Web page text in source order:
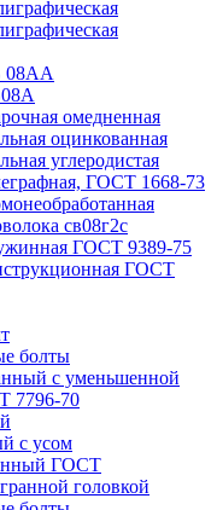
08АА
омедненная
оцинкованная
углеродистая
ГОСТ 1668-73
св08г2с
ГОСТ 9389-75
ГОСТ
болты
с уменьшенной
7796-70
с усом
ГОСТ
головкой